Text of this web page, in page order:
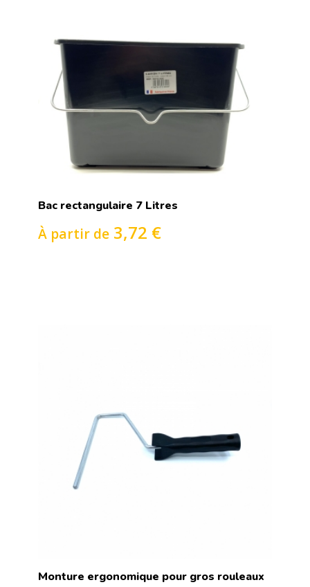
Bac rectangulaire 7 Litres
À partir de3,72 €
Monture ergonomique pour gros rouleaux